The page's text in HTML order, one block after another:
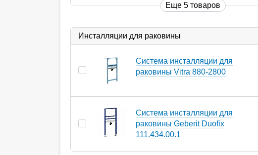
Еще 5 товаров
Инсталляции для раковины
Система инсталляции для
раковины Vitra 880-2800
Система инсталляции для
раковины Geberit Duofix
111.434.00.1